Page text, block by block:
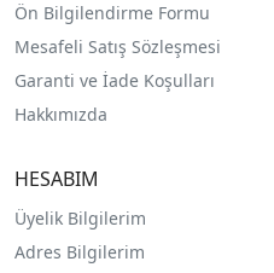
Ön Bilgilendirme Formu
Mesafeli Satış Sözleşmesi
Garanti ve İade Koşulları
Hakkımızda
HESABIM
Üyelik Bilgilerim
Adres Bilgilerim